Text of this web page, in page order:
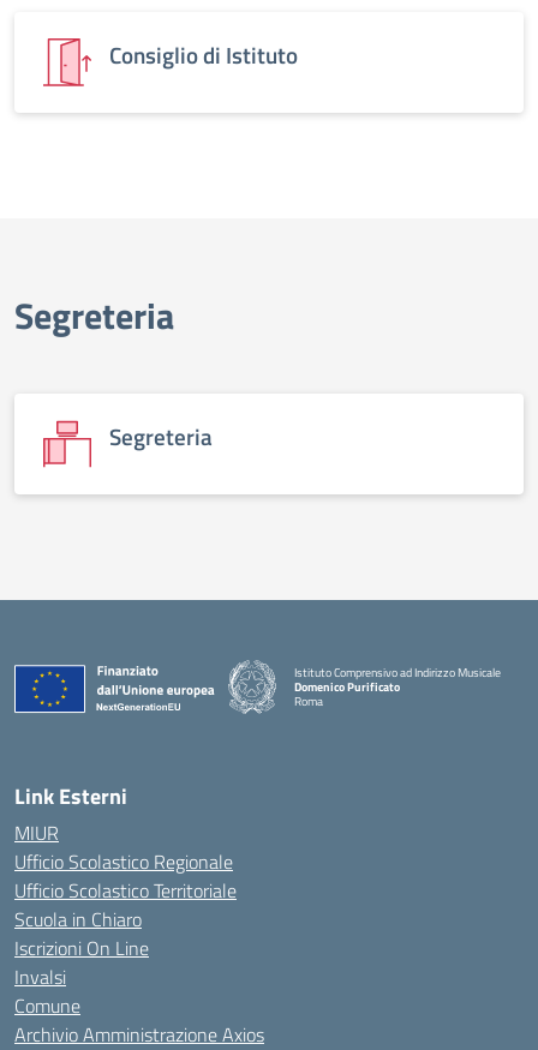
Consiglio di Istituto
Segreteria
Segreteria
Istituto Comprensivo ad Indirizzo Musicale
Domenico Purificato
Roma
Link Esterni
MIUR
Ufficio Scolastico Regionale
Ufficio Scolastico Territoriale
Scuola in Chiaro
Iscrizioni On Line
Invalsi
Comune
Archivio Amministrazione Axios